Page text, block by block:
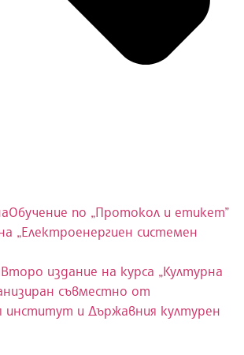
Обучение по „Протокол и етикет”
„Електроенергиен системен
Второ издание на курса „Културна
съвместно от
институт и Държавния културен